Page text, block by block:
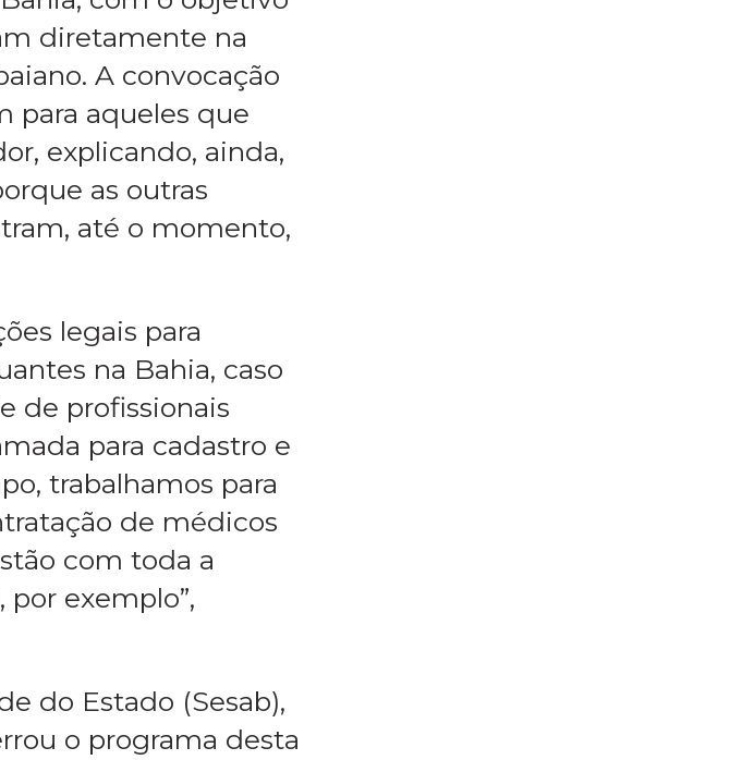
diretamente na
A convocação
para aqueles que
explicando, ainda,
as outras
até o momento,
legais para
na Bahia, caso
de profissionais
para cadastro e
trabalhamos para
de médicos
com toda a
exemplo”,
do Estado (Sesab),
o programa desta